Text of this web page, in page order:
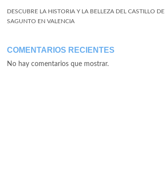
DESCUBRE LA HISTORIA Y LA BELLEZA DEL CASTILLO DE
SAGUNTO EN VALENCIA
COMENTARIOS RECIENTES
No hay comentarios que mostrar.